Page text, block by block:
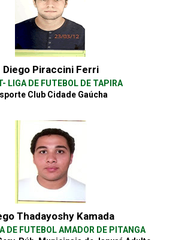
Diego Piraccini Ferri
LIGA DE FUTEBOL DE TAPIRA
Club Cidade Gaúcha
Thadayoshy Kamada
DE FUTEBOL AMADOR DE PITANGA